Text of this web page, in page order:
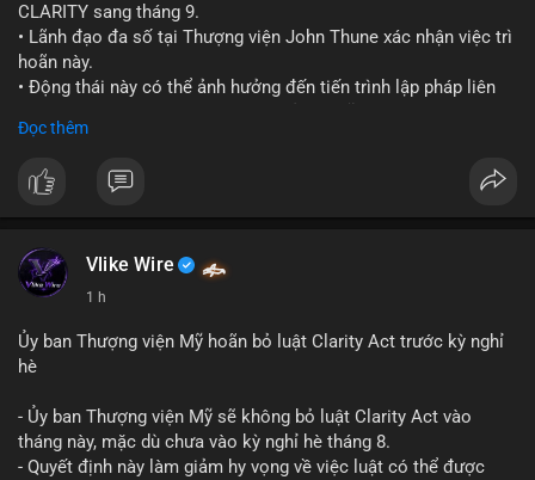
CLARITY sang tháng 9.
• Lãnh đạo đa số tại Thượng viện John Thune xác nhận việc trì
hoãn này.
• Động thái này có thể ảnh hưởng đến tiến trình lập pháp liên
#vlikevn #titanbot
📰 Nguồn: Cointelegraph
Đọc thêm
Vlike Wire
1 h
Ủy ban Thượng viện Mỹ hoãn bỏ luật Clarity Act trước kỳ nghỉ
hè
- Ủy ban Thượng viện Mỹ sẽ không bỏ luật Clarity Act vào
tháng này, mặc dù chưa vào kỳ nghỉ hè tháng 8.
- Quyết định này làm giảm hy vọng về việc luật có thể được